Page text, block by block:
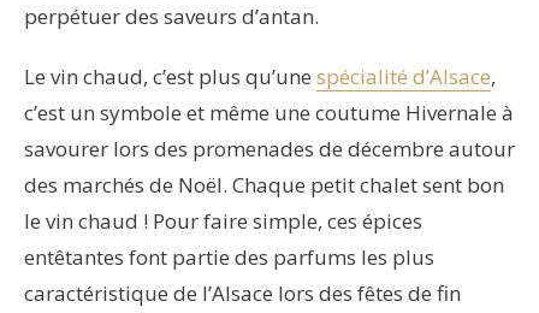
perpétuer des saveurs d’antan.
Le vin chaud, c’est plus qu’une spécialité d’Alsace,
c’est un symbole et même une coutume Hivernale à
savourer lors des promenades de décembre autour
des marchés de Noël. Chaque petit chalet sent bon
le vin chaud ! Pour faire simple, ces épices
entêtantes font partie des parfums les plus
caractéristique de l’Alsace lors des fêtes de fin